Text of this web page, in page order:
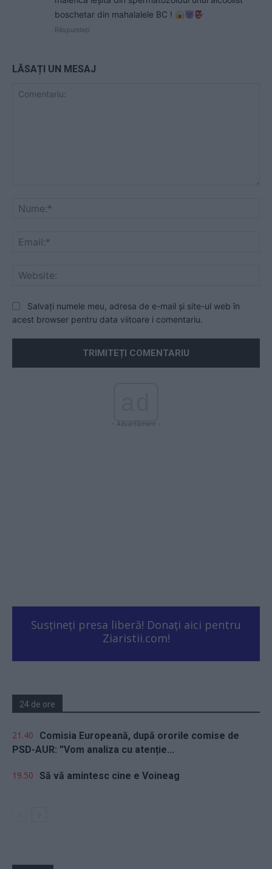
boschetar din mahalalele BC !
Răspundeți
LĂSAȚI UN MESAJ
Salvați numele meu, adresa de e-mail și site-ul web în
acest browser pentru data viitoare i comentariu.
- Advertisment -
Susțineți presa liberă! Donați aici pentru
Ziaristii.com!
24 de ore
21.40
Comisia Europeană, după ororile comise de
PSD-AUR: ”Vom analiza cu atenție...
19.50 Să vă amintesc cine e Voineag